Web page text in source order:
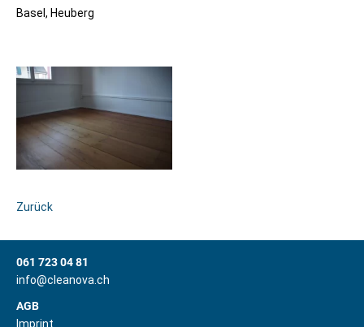
Basel, Heuberg
Zurück
061 723 04 81
info@cleanova.ch
AGB
Imprint